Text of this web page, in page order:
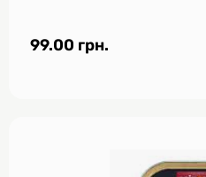
99.00 грн.